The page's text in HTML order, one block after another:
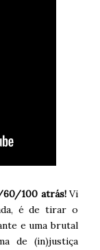
60/100 atrás! Vi
é de tirar o
e uma brutal
de (in)justiça